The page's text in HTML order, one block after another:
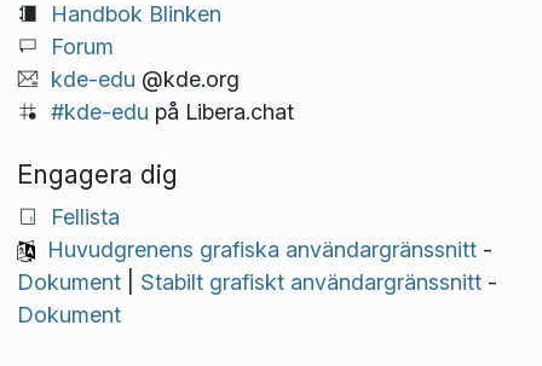
Handbok Blinken
Forum
kde-edu @kde.org
#kde-edu på Libera.chat
Engagera dig
Fellista
Huvudgrenens grafiska användargränssnitt-
Dokument| Stabilt grafiskt användargränssnitt-
Dokument